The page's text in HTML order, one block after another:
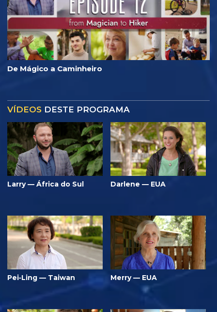
De Mágico a Caminheiro
VÍDEOS DESTE PROGRAMA
Larry — África do Sul Darlene — EUA
Pei‑Ling — Taiwan Merry — EUA